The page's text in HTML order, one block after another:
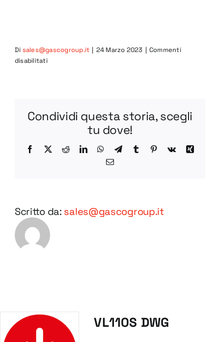
Di sales@gascogroup.it | 24 Marzo 2023 | Commenti
disabilitatisu
Condividi questa storia, scegli
tu dove!
Facebook
X RedditLinkedInWhatsApp
TelegramTumblr Pinterest
Vk
Xing
Email
Scritto da: sales@gascogroup.it
VL110S DWG